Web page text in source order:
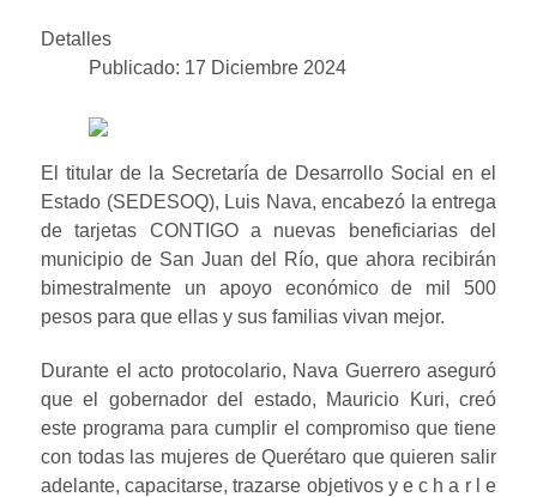
Detalles
Publicado: 17 Diciembre 2024
El titular de la Secretaría de Desarrollo Social en el
Estado (SEDESOQ), Luis Nava, encabezó la entrega
de tarjetas CONTIGO a nuevas beneficiarias del
municipio de San Juan del Río, que ahora recibirán
bimestralmente un apoyo económico de mil 500
pesos para que ellas y sus familias vivan mejor.
Durante el acto protocolario, Nava Guerrero aseguró
que el gobernador del estado, Mauricio Kuri, creó
este programa para cumplir el compromiso que tiene
con todas las mujeres de Querétaro que quieren salir
adelante, capacitarse, trazarse objetivos y e c h a r l e